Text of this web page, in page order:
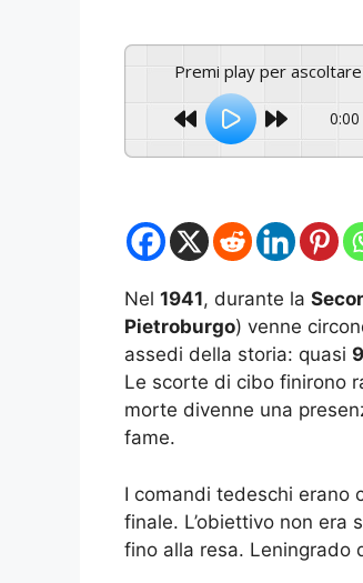
Premi play per
0:00
Nel 1941, durante la
Pietroburgo) venne
assedi della storia: quasi
Le scorte di cibo finirono
morte divenne una
fame.
I comandi tedeschi erano
finale. L’obiettivo non era
fino alla resa. Leningrado